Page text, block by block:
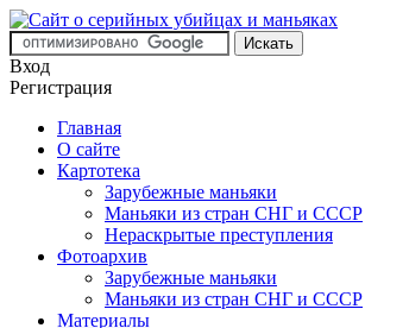
Вход
Регистрация
Главная
О сайте
Картотека
Зарубежные маньяки
Маньяки из стран СНГ и СССР
Нераскрытые преступления
Фотоархив
Зарубежные маньяки
Маньяки из стран СНГ и СССР
Материалы